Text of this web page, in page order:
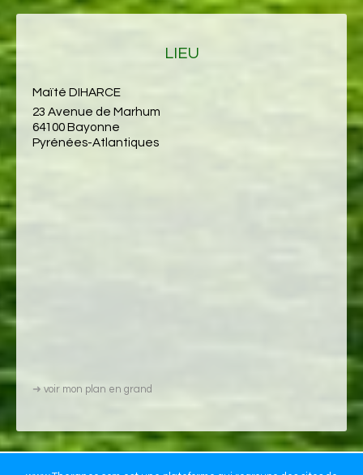
LIEU
Maïté DIHARCE
23 Avenue de Marhum
64100 Bayonne
Pyrénées-Atlantiques
➜ voir mon plan en grand